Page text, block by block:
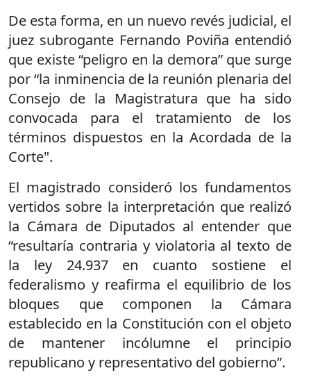
De esta forma, en un nuevo revés judicial, el
juez subrogante Fernando Poviña entendió
que existe “peligro en la demora” que surge
por “la inminencia de la reunión plenaria del
Consejo de la Magistratura que ha sido
convocada para el tratamiento de los
términos dispuestos en la Acordada de la
Corte".
El magistrado consideró los fundamentos
vertidos sobre la interpretación que realizó
la Cámara de Diputados al entender que
“resultaría contraria y violatoria al texto de
la ley 24.937 en cuanto sostiene el
federalismo y reafirma el equilibrio de los
bloques que componen la Cámara
establecido en la Constitución con el objeto
de mantener incólumne el principio
republicano y representativo del gobierno”.